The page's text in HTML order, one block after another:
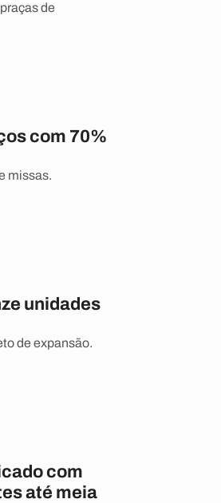
de
com 70%
missas.
unidades
de expansão.
com
até meia